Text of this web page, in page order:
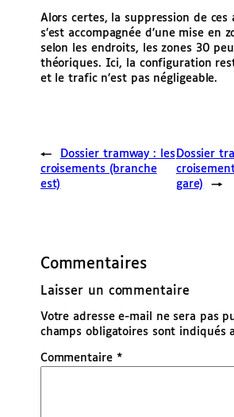
Alors certes, la suppression de ces
s’est accompagnée d’une mise en
selon les endroits, les zones 30
théoriques. Ici, la configuration
et le trafic n’est pas négligeable.
←
Dossier tramway : les
croisements (branche
est)
Dossier
gare)
→
Commentaires
Laisser un commentaire
Votre adresse e-mail ne sera pas
champs obligatoires sont indiqués
Commentaire *